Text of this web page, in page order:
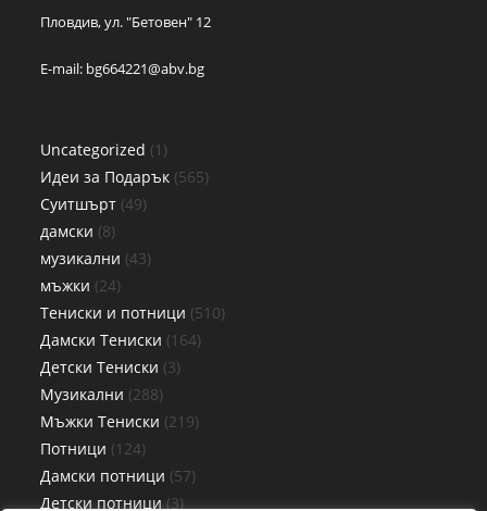
Пловдив, ул. "Бетовен" 12
E-mail: bg664221@abv.bg
Uncategorized 1
Идеи за Подарък 565
Суитшърт 49
дамски 8
музикални 43
мъжки 24
Тениски и потници 510
Дамски Тениски 164
Детски Тениски 3
Музикални 288
Мъжки Тениски 219
Потници 124
Дамски потници 57
Детски потници 3